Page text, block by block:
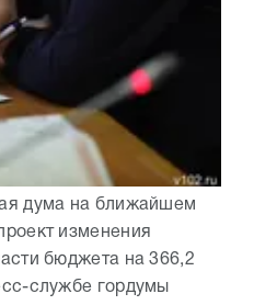
дума на ближайшем
изменения
бюджета на 366,2
службе гордумы